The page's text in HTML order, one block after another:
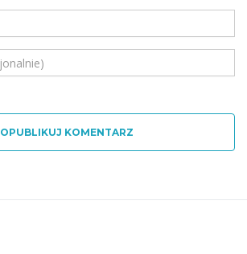
OPUBLIKUJ KOMENTARZ